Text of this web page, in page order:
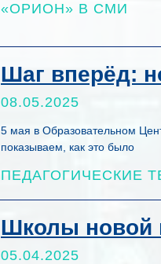
«ОРИОН» В СМИ
Шаг вперёд:
08.05.2025
5 мая в Образовательном
показываем, как это было
ПЕДАГОГИЧЕСКИЕ
Школы новой
05.04.2025